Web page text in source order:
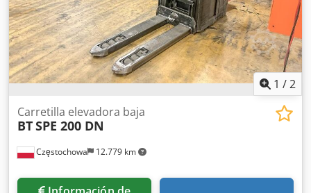
1 /2
Częstochowa 12.779 km
Carretilla elevadora baja
BTSPE 200 DN